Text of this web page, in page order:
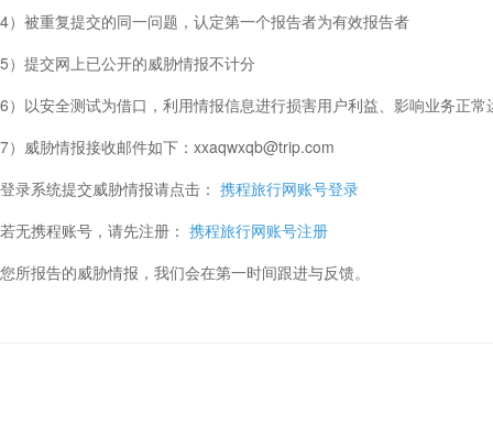
4）被重复提交的同一问题，认定第一个报告者为有效报告者
5）提交网上已公开的威胁情报不计分
6）以安全测试为借口，利用情报信息进行损害用户利益、影响业务正
7）威胁情报接收邮件如下：xxaqwxqb@trip.com
登录系统提交威胁情报请点击： 携程旅行网账号登录
若无携程账号，请先注册： 携程旅行网账号注册
您所报告的威胁情报，我们会在第一时间跟进与反馈。